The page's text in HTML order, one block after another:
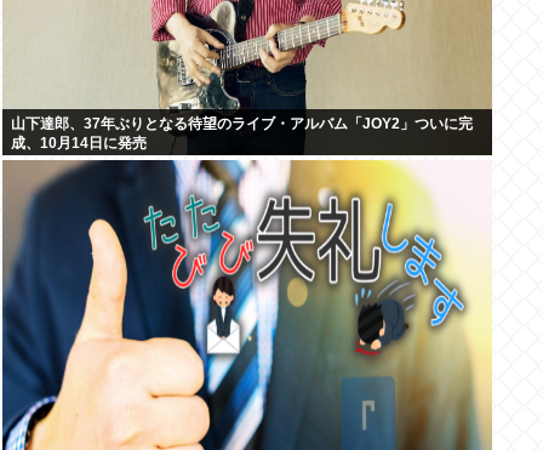
山下達郎、37年ぶりとなる待望のライブ・アルバム「JOY2」ついに完
成、10月14日に発売